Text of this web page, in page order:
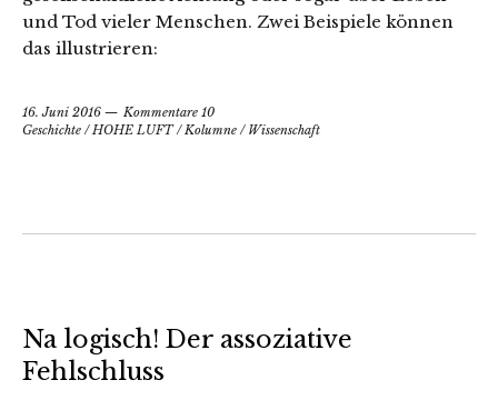
und Tod vieler Menschen. Zwei Beispiele können
das illustrieren:
16. Juni 2016
Kommentare 10
Geschichte /HOHE LUFT/Kolumne / Wissenschaft
Na logisch! Der assoziative
Fehlschluss